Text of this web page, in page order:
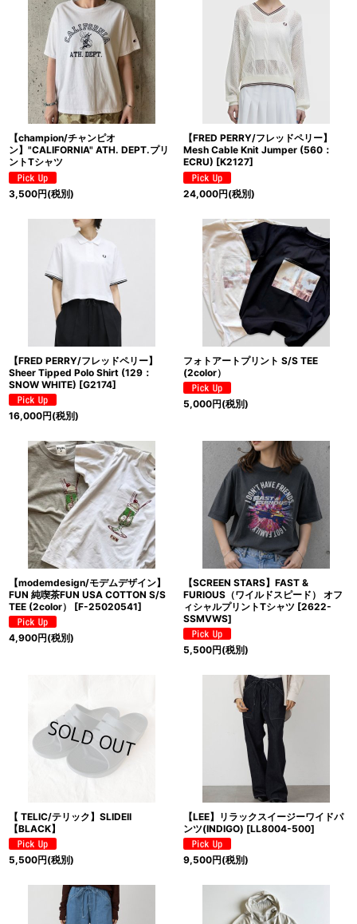
【champion/チャンピオ
ン】"CALIFORNIA" ATH. DEPT.プリ
ントTシャツ
3,500円(税別)
【FRED PERRY/フレッドペリー】
Mesh Cable Knit Jumper (560：
ECRU) [K2127]
24,000円(税別)
【FRED PERRY/フレッドペリー】
Sheer Tipped Polo Shirt (129：
SNOW WHITE) [G2174]
16,000円(税別)
フォトアートプリント S/S TEE
(2color）
5,000円(税別)
【modemdesign/モデムデザイン】
FUN 純喫茶FUN USA COTTON S/S
TEE (2color）
[F-25020541]
4,900円(税別)
【SCREEN STARS】FAST &
FURIOUS（ワイルドスピード） オフ
ィシャルプリントTシャツ [2622-
SSMVWS]
5,500円(税別)
【 TELIC/テリック】SLIDEII
【BLACK】
5,500円(税別)
【LEE】リラックスイージーワイドパ
ンツ(INDIGO) [LL8004-500]
9,500円(税別)